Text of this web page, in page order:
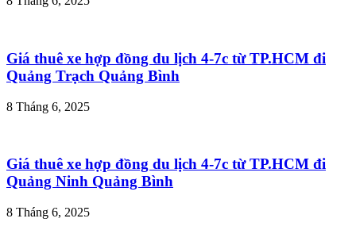
Giá thuê xe hợp đồng du lịch 4-7c từ TP.HCM đi
Quảng Trạch Quảng Bình
8 Tháng 6, 2025
Giá thuê xe hợp đồng du lịch 4-7c từ TP.HCM đi
Quảng Ninh Quảng Bình
8 Tháng 6, 2025